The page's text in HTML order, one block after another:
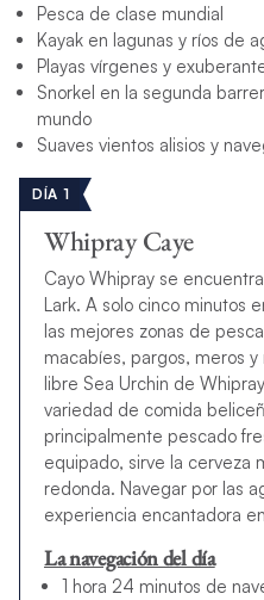
Pesca de clase mundial
Kayak en lagunas y ríos de
Playas vírgenes y
Snorkel en la segunda
mundo
Suaves vientos alisios y
DÍA 1
Whipray Caye
Cayo Whipray se
Lark. A solo cinco minutos
las mejores zonas de
macabíes, pargos, meros
libre Sea Urchin de
variedad de comida
principalmente pescado
equipado, sirve la cerveza
redonda. Navegar por las
experiencia encantadora
La navegación del día
1 hora 24 minutos de